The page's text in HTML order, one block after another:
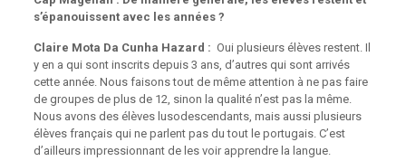
s’épanouissent avec les années ?
Claire Mota Da Cunha Hazard : Oui plusieurs élèves restent. Il
y en a qui sont inscrits depuis 3 ans, d’autres qui sont arrivés
cette année. Nous faisons tout de même attention à ne pas faire
de groupes de plus de 12, sinon la qualité n’est pas la même.
Nous avons des élèves lusodescendants, mais aussi plusieurs
élèves français qui ne parlent pas du tout le portugais. C’est
d’ailleurs impressionnant de les voir apprendre la langue.